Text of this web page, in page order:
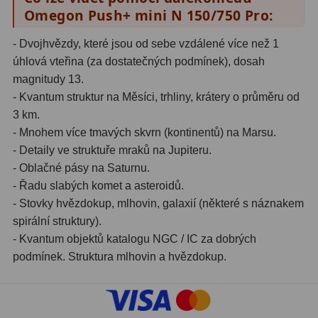
Lovecké a turistické113
Námořní 11
Sportovní 54
Kapesní
Divadelní
Univerzální41
Dálkoměry a Noční vidění17
Dálkoměry9
Omegon Push+ mini N 150/750 Pro:
- Dvojhvězdy, které jsou od sebe vzdálené více než 1
úhlová vteřina (za dostatečných podmínek), dosah
magnitudy 13.
- Kvantum struktur na Měsíci, trhliny, krátery o průměru od
3 km.
- Mnohem více tmavých skvrn (kontinentů) na Marsu.
- Detaily ve struktuře mraků na Jupiteru.
- Oblačné pásy na Saturnu.
- Řadu slabých komet a asteroidů.
- Stovky hvězdokup, mlhovin, galaxií (některé s náznakem
spirální struktury).
- Kvantum objektů katalogu NGC / IC za dobrých
podmínek. Struktura mlhovin a hvězdokup.